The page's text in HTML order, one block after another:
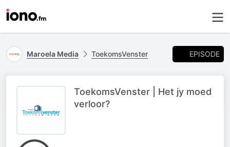
Maroela Media ToekomsVenster EPISODE
ToekomsVenster | Het jy moed
verloor?